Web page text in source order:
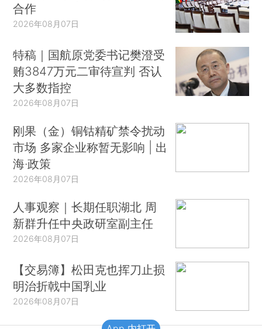
合作
2026年08月07日
特稿｜国航原党委书记樊澄受
贿3847万元二审待宣判 否认
大多数指控
2026年08月07日
刚果（金）铜钴精矿禁令扰动
市场 多家企业称暂无影响 | 出
海·政策
2026年08月07日
人事观察｜长期任职湖北 周
新群升任中央政研室副主任
2026年08月07日
【交易簿】松田克也挥刀止损
明治折戟中国乳业
2026年08月07日